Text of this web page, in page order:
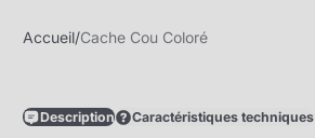
Accueil Cache Cou Coloré
Description Caractéristiques techniques